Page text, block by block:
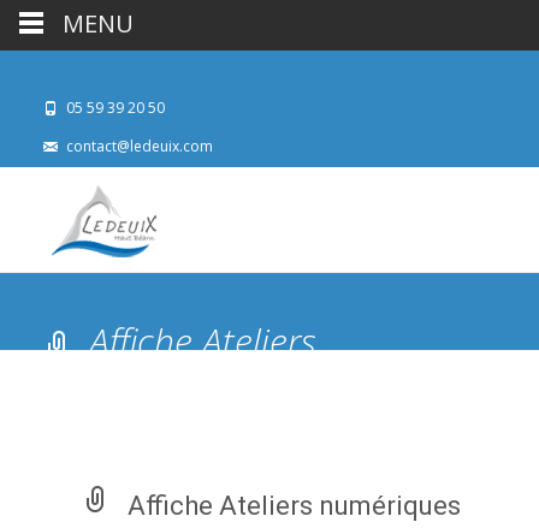
05 59 39 20 50
contact@ledeuix.com
Affiche Ateliers
Affiche Ateliers numériques
MENU